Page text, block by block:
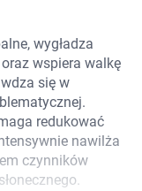
wygładza
wspiera walkę
się w
redukować
nawilża
czynników